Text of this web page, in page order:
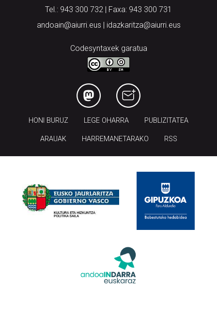
Tel.: 943 300 732 | Faxa: 943 300 731
andoain@aiurri.eus | idazkaritza@aiurri.eus
Codesyntaxek garatua
HONI BURUZ LEGE OHARRA PUBLIZITATEA
ARAUAK HARREMANETARAKO RSS